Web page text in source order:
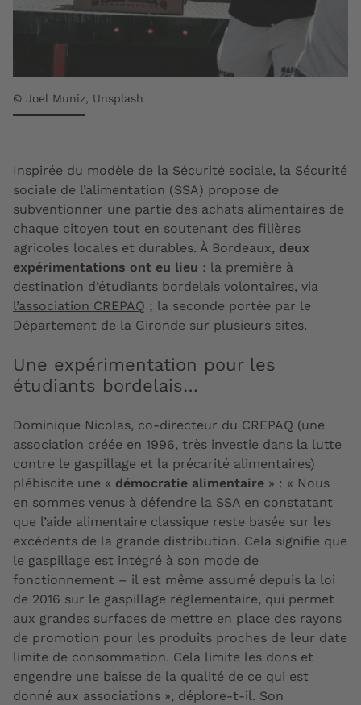
© Joel Muniz, Unsplash
Inspirée du modèle de la Sécurité sociale, la Sécurité
sociale de l’alimentation (SSA) propose de
subventionner une partie des achats alimentaires de
chaque citoyen tout en soutenant des filières
agricoles locales et durables. À Bordeaux, deux
expérimentations ont eu lieu : la première à
destination d’étudiants bordelais volontaires, via
l’association CREPAQ ; la seconde portée par le
Département de la Gironde sur plusieurs sites.
Une expérimentation pour les
étudiants bordelais…
Dominique Nicolas, co-directeur du CREPAQ (une
association créée en 1996, très investie dans la lutte
contre le gaspillage et la précarité alimentaires)
plébiscite une « démocratie alimentaire » : « Nous
en sommes venus à défendre la SSA en constatant
que l’aide alimentaire classique reste basée sur les
excédents de la grande distribution. Cela signifie que
le gaspillage est intégré à son mode de
fonctionnement – il est même assumé depuis la loi
de 2016 sur le gaspillage réglementaire, qui permet
aux grandes surfaces de mettre en place des rayons
de promotion pour les produits proches de leur date
limite de consommation. Cela limite les dons et
engendre une baisse de la qualité de ce qui est
donné aux associations », déplore-t-il. Son